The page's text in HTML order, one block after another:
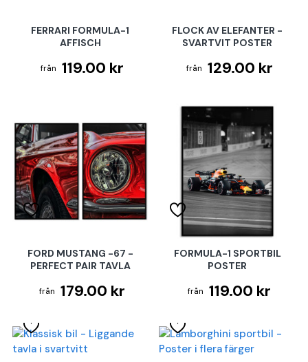
FERRARI FORMULA-1
AFFISCH
119.00 kr
FLOCK AV ELEFANTER -
SVARTVIT POSTER
129.00 kr
FORD MUSTANG -67 -
PERFECT PAIR TAVLA
179.00 kr
FORMULA-1 SPORTBIL
POSTER
119.00 kr